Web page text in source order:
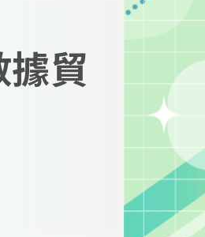
貿